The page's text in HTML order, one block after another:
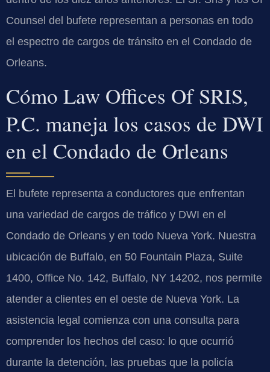
Counsel del bufete representan a personas en todo
el espectro de cargos de tránsito en el Condado de
Orleans.
Cómo Law Offices Of SRIS,
P.C. maneja los casos de DWI
en el Condado de Orleans
El bufete representa a conductores que enfrentan
una variedad de cargos de tráfico y DWI en el
Condado de Orleans y en todo Nueva York. Nuestra
ubicación de Buffalo, en 50 Fountain Plaza, Suite
1400, Office No. 142, Buffalo, NY 14202, nos permite
atender a clientes en el oeste de Nueva York. La
asistencia legal comienza con una consulta para
comprender los hechos del caso: lo que ocurrió
durante la detención, las pruebas que la policía